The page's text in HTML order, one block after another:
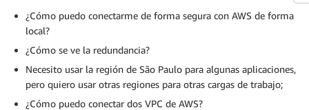
¿Cómo puedo conectarme de forma segura con AWS de forma
local?
¿Cómo se ve la redundancia?
Necesito usar la región de São Paulo para algunas aplicaciones,
pero quiero usar otras regiones para otras cargas de trabajo;
¿Cómo puedo conectar dos VPC de AWS?